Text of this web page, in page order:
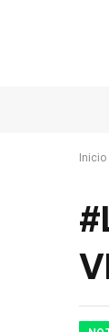
Inicio